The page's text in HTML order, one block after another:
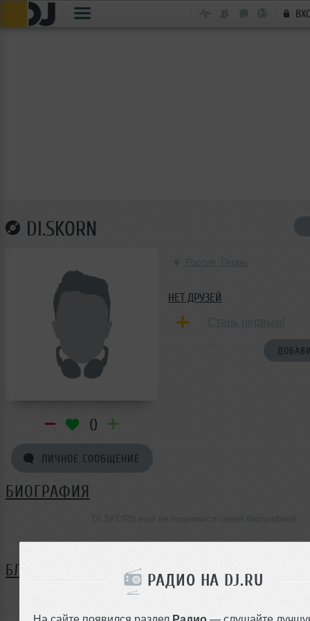
РАДИО НА DJ.RU
На сайте появился раздел Радио — слушайте
DI.SKORN
0
ЛИЧНОЕ СООБЩЕНИЕ
НЕТ ДРУЗЕЙ
БИОГРАФИЯ
БЛОГ